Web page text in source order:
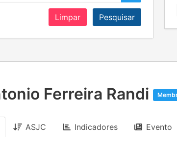
Limpar Pesquisar
Ferreira Randi
ASJC Indicadores Evento